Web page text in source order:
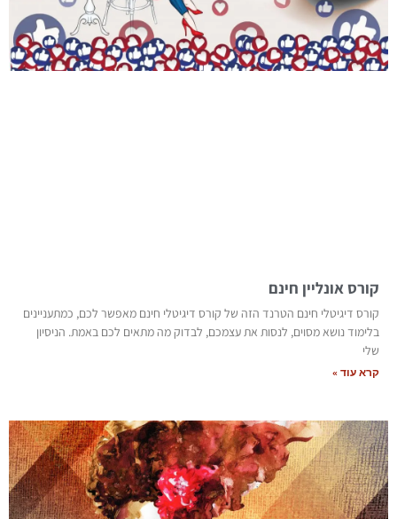
קורס אונליין חינם
קורס דיגיטלי חינם הטרנד הזה של קורס דיגיטלי חינם מאפשר לכם, כמתעניינים
בלימוד נושא מסוים, לנסות את עצמכם, לבדוק מה מתאים לכם באמת. הניסיון
שלי
קרא עוד »